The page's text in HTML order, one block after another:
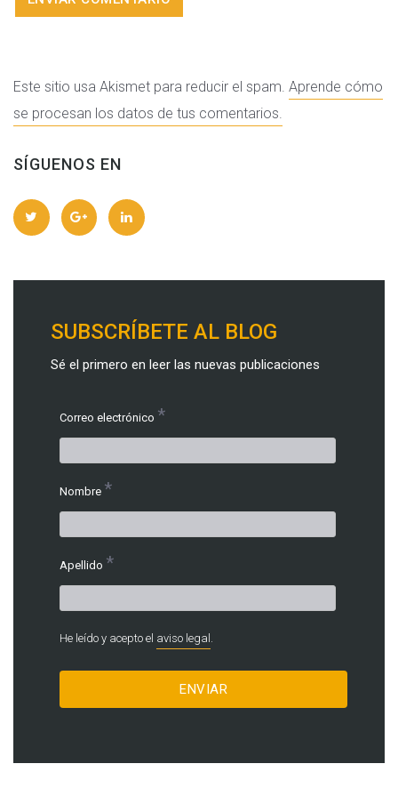
Este sitio usa Akismet para reducir el spam. Aprende cómo
se procesan los datos de tus comentarios.
SÍGUENOS EN
SUBSCRÍBETE AL BLOG
Sé el primero en leer las nuevas publicaciones
Correo electrónico *
Nombre *
Apellido *
He leído y acepto el aviso legal .